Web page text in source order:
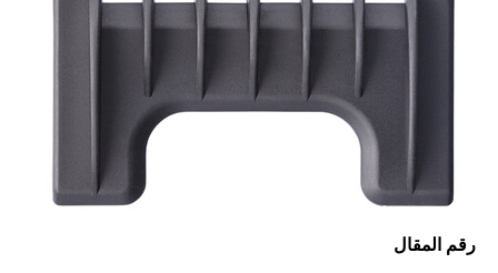
رقم المقال